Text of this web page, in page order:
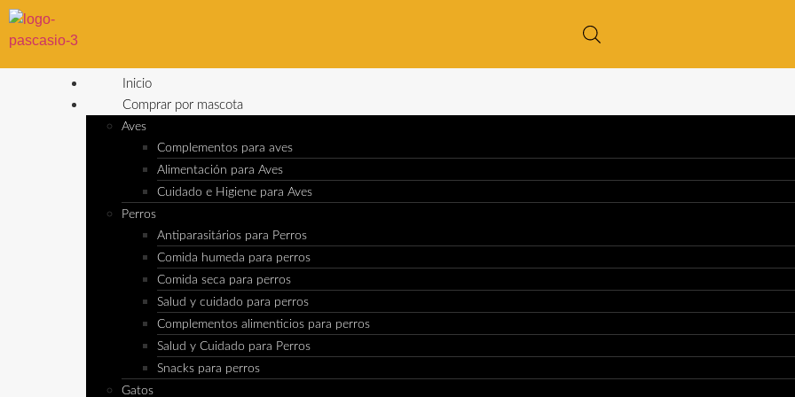
Inicio
Comprar por mascota
Aves
Complementos para aves
Alimentación para Aves
Cuidado e Higiene para Aves
Perros
Antiparasitários para Perros
Comida humeda para perros
Comida seca para perros
Salud y cuidado para perros
Complementos alimenticios para perros
Salud y Cuidado para Perros
Snacks para perros
Gatos